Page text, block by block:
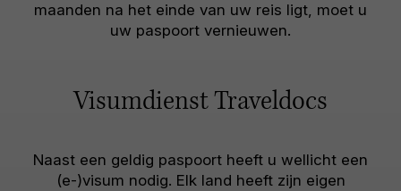
maanden na het einde van uw reis ligt, moet u
uw paspoort vernieuwen.
Visumdienst Traveldocs
Naast een geldig paspoort heeft u wellicht een
(e-)visum nodig. Elk land heeft zijn eigen